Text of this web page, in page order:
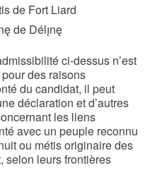
de Fort Liard
de Délı̨nę
ci-dessus n’est
des raisons
du candidat, il peut
déclaration et d’autres
les liens
avec un peuple reconnu
ou métis originaire des
selon leurs frontières